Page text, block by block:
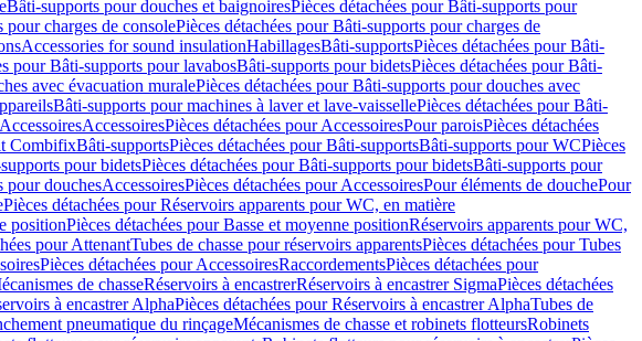
Bâti-supports pour douches et baignoiresPièces détachées pour Bâti-supports pour
pour charges de consolePièces détachées pour Bâti-supports pour charges de
Accessories for sound insulationHabillagesBâti-supportsPièces détachées pour Bâti-
pour Bâti-supports pour lavabosBâti-supports pour bidetsPièces détachées pour Bâti-
avec évacuation muralePièces détachées pour Bâti-supports pour douches avec
Bâti-supports pour machines à laver et lave-vaissellePièces détachées pour Bâti-
AccessoiresPièces détachées pour AccessoiresPour paroisPièces détachées
CombifixBâti-supportsPièces détachées pour Bâti-supportsBâti-supports pour WCPièces
pour bidetsPièces détachées pour Bâti-supports pour bidetsBâti-supports pour
pour douchesAccessoiresPièces détachées pour AccessoiresPour éléments de douchePour
Pièces détachées pour Réservoirs apparents pour WC, en matière
positionPièces détachées pour Basse et moyenne positionRéservoirs apparents pour WC,
pour AttenantTubes de chasse pour réservoirs apparentsPièces détachées pour Tubes
Pièces détachées pour AccessoiresRaccordementsPièces détachées pour
de chasseRéservoirs à encastrerRéservoirs à encastrer SigmaPièces détachées
à encastrer AlphaPièces détachées pour Réservoirs à encastrer AlphaTubes de
pneumatique du rinçageMécanismes de chasse et robinets flotteursRobinets